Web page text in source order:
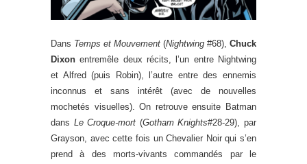
Dans Temps et Mouvement (Nightwing #68), Chuck
Dixon entremêle deux récits, l’un entre Nightwing
et Alfred (puis Robin), l’autre entre des ennemis
inconnus et sans intérêt (avec de nouvelles
mochetés visuelles). On retrouve ensuite Batman
dans Le Croque-mort (Gotham Knights#28-29), par
Grayson, avec cette fois un Chevalier Noir qui s’en
prend à des morts-vivants commandés par le